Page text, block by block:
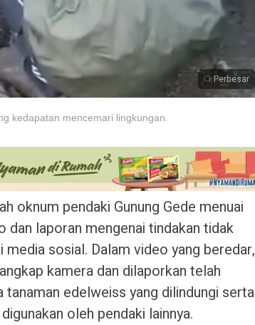
Perbesar
kedapatan mencemari lingkungan.
oknum pendaki Gunung Gede menuai
dan laporan mengenai tindakan tidak
sosial. Dalam video yang beredar,
kamera dan dilaporkan telah
edelweiss yang dilindungi serta
oleh pendaki lainnya.